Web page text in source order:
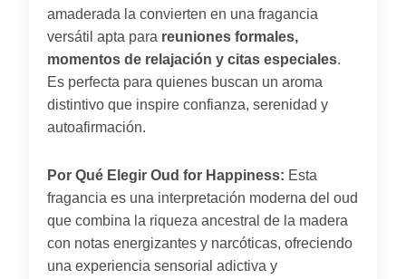
amaderada la convierten en una fragancia
versátil apta para reuniones formales,
momentos de relajación y citas especiales.
Es perfecta para quienes buscan un aroma
distintivo que inspire confianza, serenidad y
autoafirmación.
Por Qué Elegir Oud for Happiness: Esta
fragancia es una interpretación moderna del oud
que combina la riqueza ancestral de la madera
con notas energizantes y narcóticas, ofreciendo
una experiencia sensorial adictiva y